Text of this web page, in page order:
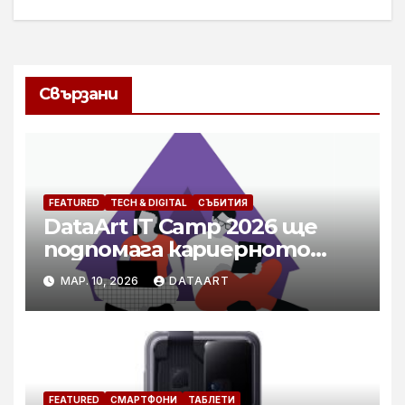
Свързани
FEATURED TECH & DIGITAL СЪБИТИЯ
DataArt IT Camp 2026 ще
подпомага кариерното
развитие на специалисти в
технологичния бранш
МАР. 10, 2026 DATAART
FEATURED СМАРТФОНИ ТАБЛЕТИ